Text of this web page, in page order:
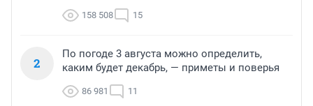
158 508 15
2
По погоде 3 августа можно определить,
каким будет декабрь, — приметы и поверья
86 981 11